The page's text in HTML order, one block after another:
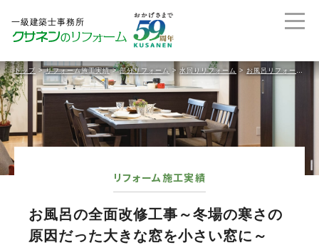
トップ >リフォーム施工実績>部分リフォーム > 水回りリフォーム > お風呂リフォーム
リフォーム施工実績
お風呂の全面改修工事～冬場の寒さの
原因だった大きな窓を小さい窓に～